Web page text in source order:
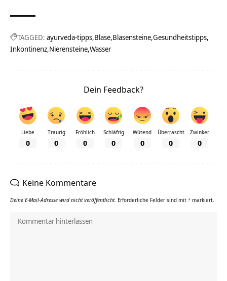
TAGGED: ayurveda-tipps Blase Blasensteine Gesundheitstipps
Inkontinenz Nierensteine Wasser
Dein Feedback?
Liebe
0
Traurig
0
Fröhlich
0
Schläfrig
0
Wütend
0
Überrascht
0
Zwinker
0
Keine Kommentare
Deine E-Mail-Adresse wird nicht veröffentlicht. Erforderliche Felder sind mit * markiert.